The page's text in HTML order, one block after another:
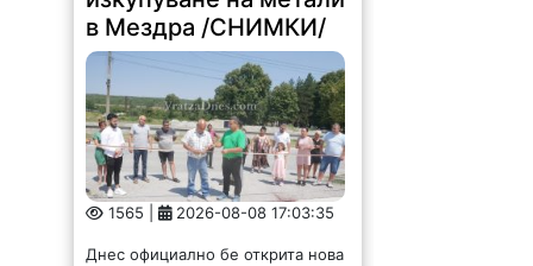
в Мездра /СНИМКИ/
1565 | 2026-08-08 17:03:35
Днес официално бе открита нова